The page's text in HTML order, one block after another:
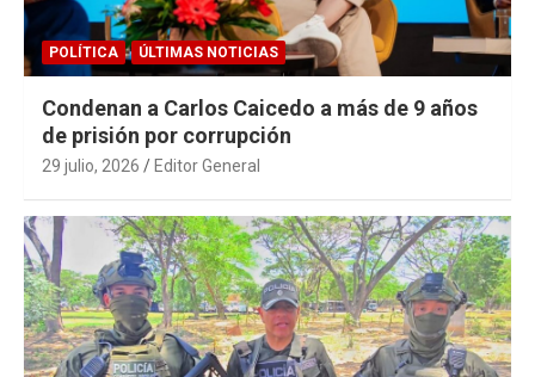
POLÍTICA ÚLTIMAS NOTICIAS
Condenan a Carlos Caicedo a más de 9 años
de prisión por corrupción
29 julio, 2026 Editor General